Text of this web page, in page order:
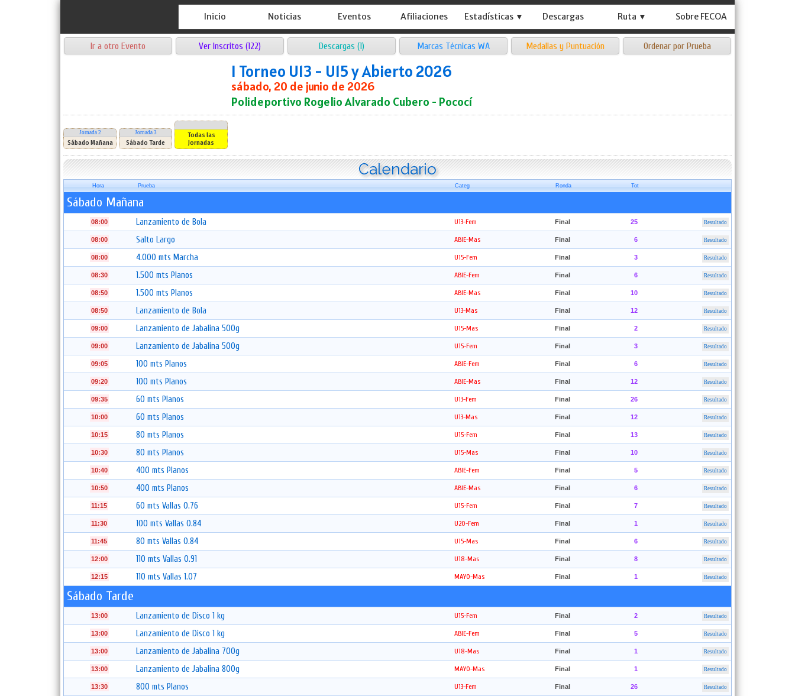
Inicio Noticias Eventos Afiliaciones Estadísticas ▼ Descargas Ruta ▼ Sobre FECOA
Ir a otro Evento Ver Inscritos (122) Descargas (1) Marcas Técnicas WA Medallas y Puntuación Ordenar por Prueba
I Torneo U13 - U15 y Abierto 2026
sábado, 20 de junio de 2026
Polideportivo Rogelio Alvarado Cubero - Pococí
Jornada 2
Sábado Mañana
Jornada 3
Sábado Tarde
Todas las
Jornadas
Calendario
Hora Prueba Categ Ronda Tot
Sábado Mañana
08:00 Lanzamiento de Bola U13-Fem Final 25 Resultado
08:00 Salto Largo ABIE-Mas Final 6 Resultado
08:00 4.000 mts Marcha U15-Fem Final 3 Resultado
08:30 1.500 mts Planos ABIE-Fem Final 6 Resultado
08:50 1.500 mts Planos ABIE-Mas Final 10 Resultado
08:50 Lanzamiento de Bola U13-Mas Final 12 Resultado
09:00 Lanzamiento de Jabalina 500g U15-Mas Final 2 Resultado
09:00 Lanzamiento de Jabalina 500g U15-Fem Final 3 Resultado
09:05 100 mts Planos ABIE-Fem Final 6 Resultado
09:20 100 mts Planos ABIE-Mas Final 12 Resultado
09:35 60 mts Planos U13-Fem Final 26 Resultado
10:00 60 mts Planos U13-Mas Final 12 Resultado
10:15 80 mts Planos U15-Fem Final 13 Resultado
10:30 80 mts Planos U15-Mas Final 10 Resultado
10:40 400 mts Planos ABIE-Fem Final 5 Resultado
10:50 400 mts Planos ABIE-Mas Final 6 Resultado
11:15 60 mts Vallas 0.76 U15-Fem Final 7 Resultado
11:30 100 mts Vallas 0.84 U20-Fem Final 1 Resultado
11:45 80 mts Vallas 0.84 U15-Mas Final 6 Resultado
12:00 110 mts Vallas 0.91 U18-Mas Final 8 Resultado
12:15 110 mts Vallas 1.07 MAYO-Mas Final 1 Resultado
Sábado Tarde
13:00 Lanzamiento de Disco 1 kg U15-Fem Final 2 Resultado
13:00 Lanzamiento de Disco 1 kg ABIE-Fem Final 5 Resultado
13:00 Lanzamiento de Jabalina 700g U18-Mas Final 1 Resultado
13:00 Lanzamiento de Jabalina 800g MAYO-Mas Final 1 Resultado
13:30 800 mts Planos U13-Fem Final 26 Resultado